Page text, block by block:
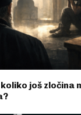
još zločina